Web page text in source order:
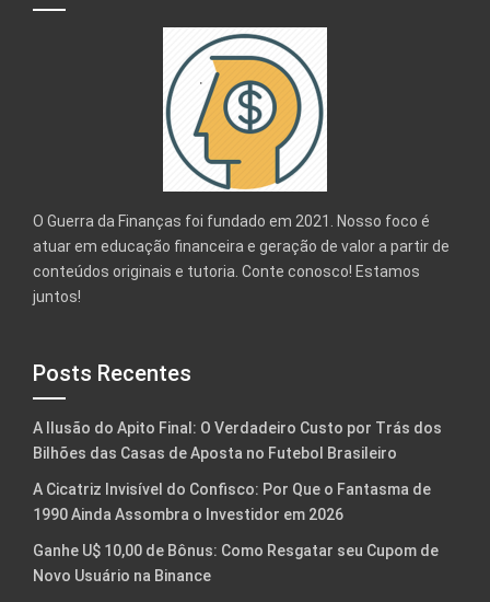
O Guerra da Finanças foi fundado em 2021. Nosso foco é
atuar em educação financeira e geração de valor a partir de
conteúdos originais e tutoria. Conte conosco! Estamos
juntos!
Posts Recentes
A Ilusão do Apito Final: O Verdadeiro Custo por Trás dos
Bilhões das Casas de Aposta no Futebol Brasileiro
A Cicatriz Invisível do Confisco: Por Que o Fantasma de
1990 Ainda Assombra o Investidor em 2026
Ganhe U$ 10,00 de Bônus: Como Resgatar seu Cupom de
Novo Usuário na Binance